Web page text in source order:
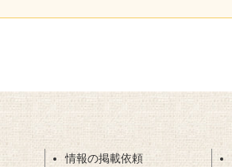
情報の掲載依頼